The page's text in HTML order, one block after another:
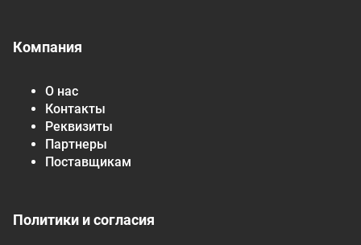
Компания
О нас
Контакты
Реквизиты
Партнеры
Поставщикам
Политики и согласия